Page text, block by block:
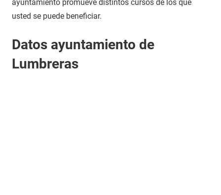
ayuntamiento promueve distintos cursos de los que
usted se puede beneficiar.
Datos ayuntamiento de
Lumbreras